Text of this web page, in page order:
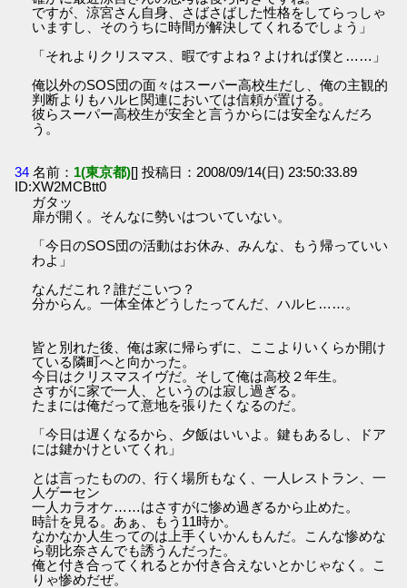
ですが、涼宮さん自身、さばさばした性格をしてらっしゃ
いますし、そのうちに時間が解決してくれるでしょう」
「それよりクリスマス、暇ですよね？よければ僕と……」
俺以外のSOS団の面々はスーパー高校生だし、俺の主観的
判断よりもハルヒ関連においては信頼が置ける。
彼らスーパー高校生が安全と言うからには安全なんだろ
う。
34 名前： 1(東京都)[] 投稿日：2008/09/14(日) 23:50:33.89
ID:XW2MCBtt0
ガタッ
扉が開く。そんなに勢いはついていない。
「今日のSOS団の活動はお休み、みんな、もう帰っていい
わよ」
なんだこれ？誰だこいつ？
分からん。一体全体どうしたってんだ、ハルヒ……。
皆と別れた後、俺は家に帰らずに、ここよりいくらか開け
ている隣町へと向かった。
今日はクリスマスイヴだ。そして俺は高校２年生。
さすがに家で一人、というのは寂し過ぎる。
たまには俺だって意地を張りたくなるのだ。
「今日は遅くなるから、夕飯はいいよ。鍵もあるし、ドア
には鍵かけといてくれ」
とは言ったものの、行く場所もなく、一人レストラン、一
人ゲーセン
一人カラオケ……はさすがに惨め過ぎるから止めた。
時計を見る。あぁ、もう11時か。
なかなか人生ってのは上手くいかんもんだ。こんな惨めな
ら朝比奈さんでも誘うんだった。
俺と付き合ってくれるとか付き合えないとかじゃなく。こ
りゃ惨めだぜ。